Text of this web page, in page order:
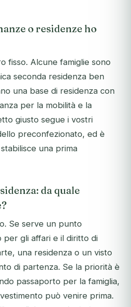
o residenze ho
fisso. Alcune famiglie sono
seconda residenza ben
una base di residenza con
per la mobilità e la
giusto segue i vostri
preconfezionato, ed è
una prima
da quale
Se serve un punto
gli affari e il diritto di
una residenza o un visto
di partenza. Se la priorità è
passaporto per la famiglia,
può venire prima.